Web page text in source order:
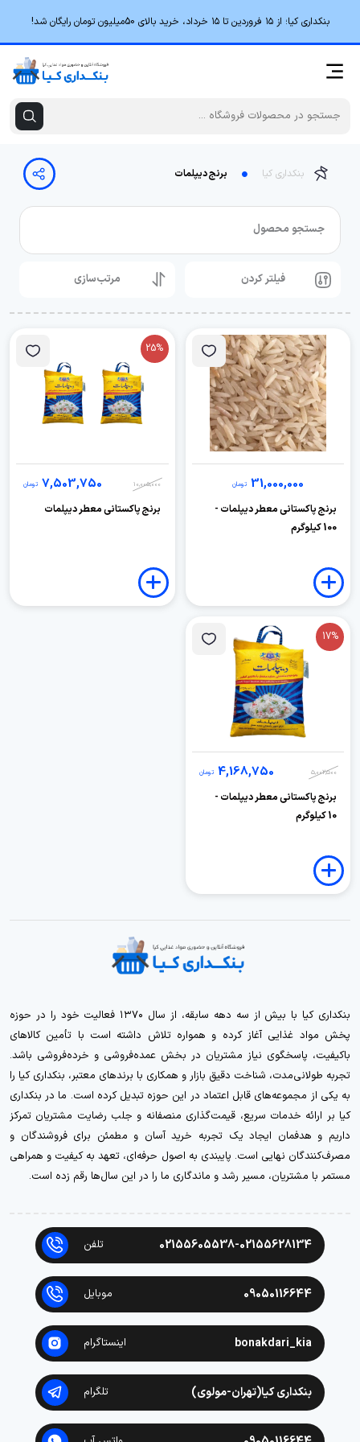
بنکداری کیا؛ از ۱۵ فروردین تا ۱۵ خرداد، خرید بالای 50میلیون تومان رایگان شد!
بنکداری کیا برنج دیپلمات
جستجو محصول
فیلتر کردن مرتب‌سازی
31,000,000 تومان
برنج پاکستانی معطر دیپلمات -
100 کیلوگرم
25%
10,005,000
7,503,750 تومان
برنج پاکستانی معطر دیپلمات
17%
5,002,500
4,168,750 تومان
برنج پاکستانی معطر دیپلمات -
10 کیلوگرم
بنکداری کیا با بیش از سه دهه سابقه، از سال ۱۳۷۰ فعالیت خود را در حوزه
پخش مواد غذایی آغاز کرده و همواره تلاش داشته است با تأمین کالاهای
باکیفیت، پاسخگوی نیاز مشتریان در بخش عمده‌فروشی و خرده‌فروشی باشد.
تجربه طولانی‌مدت، شناخت دقیق بازار و همکاری با برندهای معتبر، بنکداری کیا را
به یکی از مجموعه‌های قابل اعتماد در این حوزه تبدیل کرده است. ما در بنکداری
کیا بر ارائه خدمات سریع، قیمت‌گذاری منصفانه و جلب رضایت مشتریان تمرکز
داریم و هدفمان ایجاد یک تجربه خرید آسان و مطمئن برای فروشندگان و
مصرف‌کنندگان نهایی است. پایبندی به اصول حرفه‌ای، تعهد به کیفیت و همراهی
مستمر با مشتریان، مسیر رشد و ماندگاری ما را در این سال‌ها رقم زده است.
02155605538-02155628134 تلفن
09050116644 موبایل
bonakdari_kia اینستاگرام
بنکداری کیا(تهران-مولوی) تلگرام